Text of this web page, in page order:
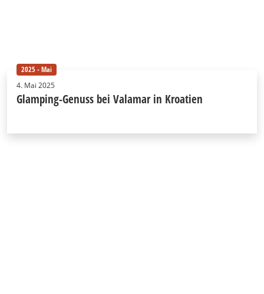
2025 - Mai
4. Mai 2025
Glamping-Genuss bei Valamar in Kroatien